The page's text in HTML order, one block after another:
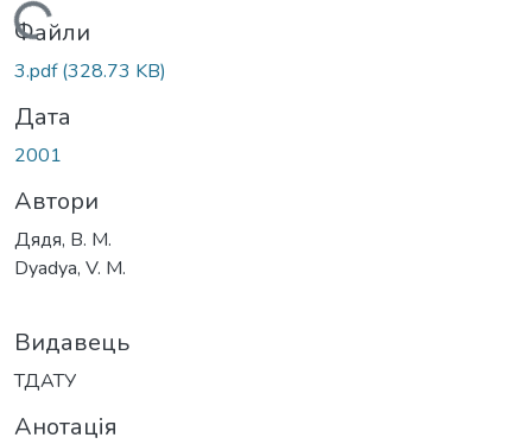
Вантажиться...
Файли
3.pdf(328.73 KB)
Дата
2001
Автори
Дядя, В. М.
Dyadya, V. M.
Видавець
ТДАТУ
Анотація